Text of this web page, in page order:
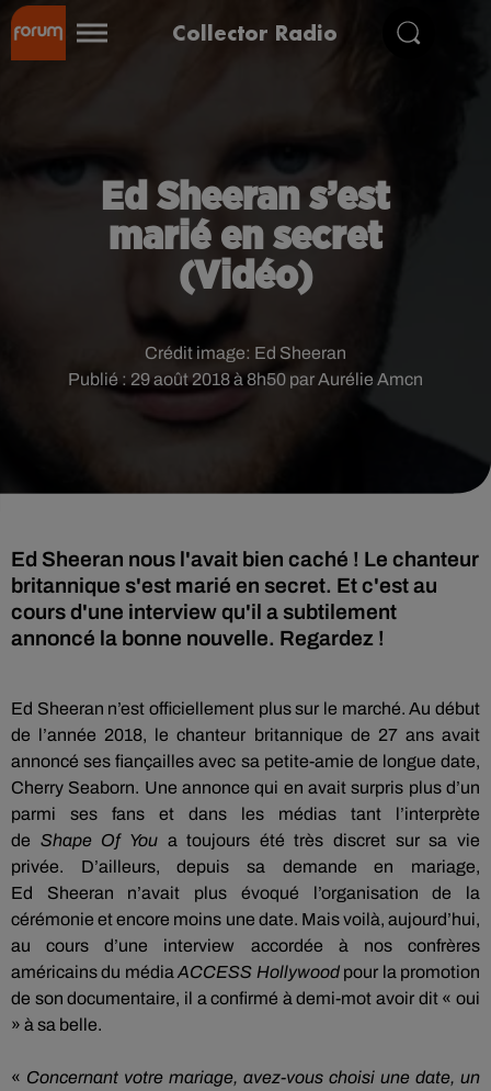
Collector Radio
Ed Sheeran s’est
marié en secret
(Vidéo)
Publié : 29 août 2018 à 8h50 par Aurélie Amcn
Crédit image: Ed Sheeran
Ed Sheeran nous l'avait bien caché ! Le chanteur
britannique s'est marié en secret. Et c'est au
cours d'une interview qu'il a subtilement
annoncé la bonne nouvelle. Regardez !
Ed Sheeran n’est officiellement plus sur le marché. Au début
de l’année 2018, le chanteur britannique de 27 ans avait
annoncé ses fiançailles avec sa petite-amie de longue date,
Cherry Seaborn. Une annonce qui en avait surpris plus d’un
parmi ses fans et dans les médias tant l’interprète
de ShapeOf You a toujours été très discret sur sa vie
privée.
D’ailleurs, depuis sa demande en mariage,
Ed
Sheeran
n’avait plus évoqué l’organisation de la
cérémonie et encore moins une date. Mais voilà, aujourd’hui,
au cours d’une interview accordée à nos confrères
américains du média ACCESS Hollywoodpour la promotion
de son documentaire, il a confirmé à demi-mot avoir dit « oui
» à sa belle.
« Concernant votre mariage, avez-vous choisi une date, un